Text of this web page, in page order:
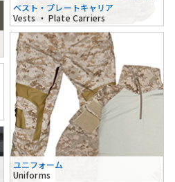
ベスト・プレートキャリア
Vests ・ Plate Carriers
ユニフォーム
Uniforms